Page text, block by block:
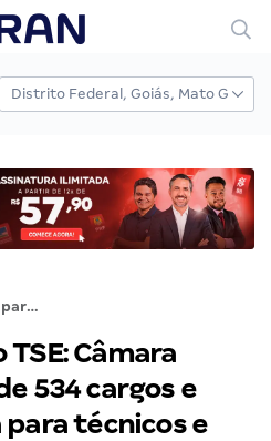
Concurso para o TSE: Câmara aprova criação de 534 cargos e funções! Oferta para técnicos e analistas!
Câmara
534 cargos e
técnicos e